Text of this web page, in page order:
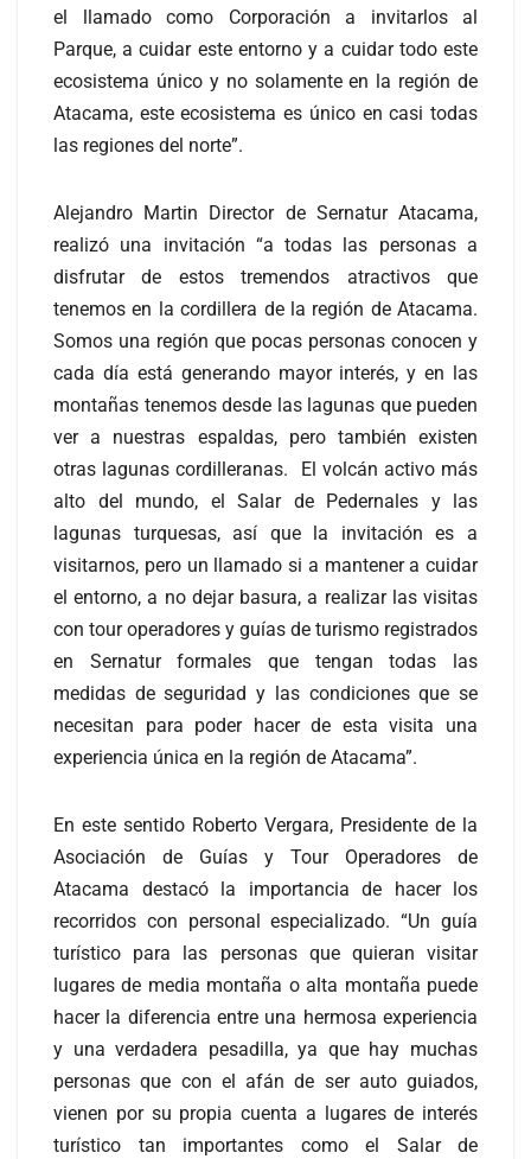
el llamado como Corporación a invitarlos al
Parque, a cuidar este entorno y a cuidar todo este
ecosistema único y no solamente en la región de
Atacama, este ecosistema es único en casi todas
las regiones del norte”.
Alejandro Martin Director de Sernatur Atacama,
realizó una invitación “a todas las personas a
disfrutar de estos tremendos atractivos que
tenemos en la cordillera de la región de Atacama.
Somos una región que pocas personas conocen y
cada día está generando mayor interés, y en las
montañas tenemos desde las lagunas que pueden
ver a nuestras espaldas, pero también existen
otras lagunas cordilleranas. El volcán activo más
alto del mundo, el Salar de Pedernales y las
lagunas turquesas, así que la invitación es a
visitarnos, pero un llamado si a mantener a cuidar
el entorno, a no dejar basura, a realizar las visitas
con tour operadores y guías de turismo registrados
en Sernatur formales que tengan todas las
medidas de seguridad y las condiciones que se
necesitan para poder hacer de esta visita una
experiencia única en la región de Atacama”.
En este sentido Roberto Vergara, Presidente de la
Asociación de Guías y Tour Operadores de
Atacama destacó la importancia de hacer los
recorridos con personal especializado. “Un guía
turístico para las personas que quieran visitar
lugares de media montaña o alta montaña puede
hacer la diferencia entre una hermosa experiencia
y una verdadera pesadilla, ya que hay muchas
personas que con el afán de ser auto guiados,
vienen por su propia cuenta a lugares de interés
turístico tan importantes como el Salar de